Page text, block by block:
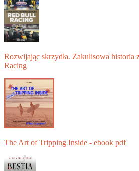
Rozwijając skrzydła. Zakulisowa historia
Racing
The Art of Tripping Inside - ebook pdf